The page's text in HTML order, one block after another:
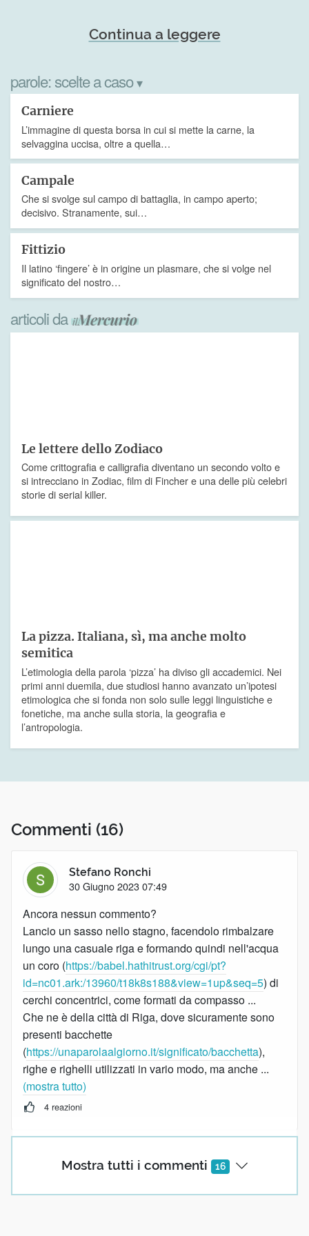
Continua a leggere
parole:scelte a caso▾
Carniere
L’immagine di questa borsa in cui si mette la carne, la
selvaggina uccisa, oltre a quella…
Campale
Che si svolge sul campo di battaglia, in campo aperto;
decisivo. Stranamente, sui…
Fittizio
Il latino ‘fingere’ è in origine un plasmare, che si volge nel
significato del nostro…
articoli da
Le lettere dello Zodiaco
Come crittografia e calligrafia diventano un secondo volto e
si intrecciano in Zodiac, film di Fincher e una delle più celebri
storie di serial killer.
La pizza. Italiana, sì, ma anche molto
semitica
L’etimologia della parola ‘pizza’ ha diviso gli accademici. Nei
primi anni duemila, due studiosi hanno avanzato un’ipotesi
etimologica che si fonda non solo sulle leggi linguistiche e
fonetiche, ma anche sulla storia, la geografia e
l’antropologia.
Commenti (16)
Mostra tutti i commenti 16
Stefano Ronchi
30 Giugno 2023 07:49
Ancora nessun commento?
Lancio un sasso nello stagno, facendolo rimbalzare
lungo una casuale riga e formando quindi nell'acqua
un coro (https://babel.hathitrust.org/cgi/pt?
id=nc01.ark:/13960/t18k8s188&view=1up&seq=5) di
cerchi concentrici, come formati da compasso ...
Che ne è della città di Riga, dove sicuramente sono
presenti bacchette
(https://unaparolaalgiorno.it/significato/bacchetta),
righe e righelli utilizzati in vario modo, ma anche ...
(mostra tutto)
4 reazioni
SDV